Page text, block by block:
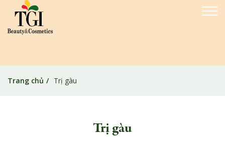
Trang chủ Trị gàu
Trị gàu